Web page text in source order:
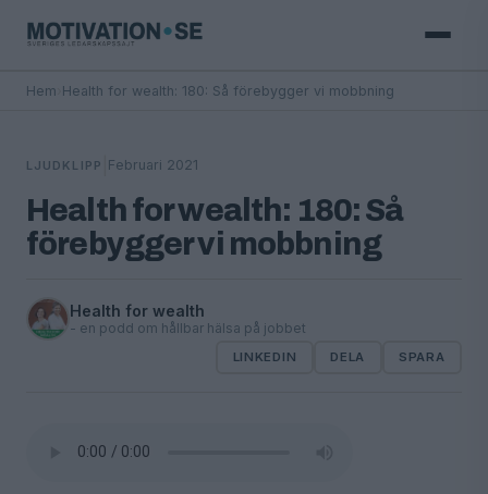
Hem Health for wealth: 180: Så förebygger vi mobbning
LJUDKLIPP Februari 2021
Health for wealth: 180: Så
förebygger vi mobbning
Health for wealth
- en podd om hållbar hälsa på jobbet
LINKEDIN DELA SPARA